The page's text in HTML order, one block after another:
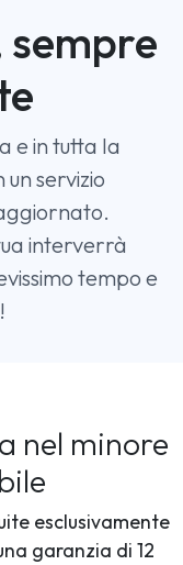
sempre
e in tutta la
servizio
interverrà
tempo e
nel minore
esclusivamente
garanzia di 12